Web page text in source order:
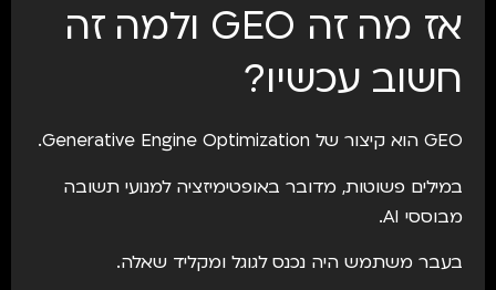
אז מה זה GEO ולמה זה
חשוב עכשיו?
GEO הוא קיצור של Generative Engine Optimization.
במילים פשוטות, מדובר באופטימיזציה למנועי תשובה
מבוססי AI.
בעבר משתמש היה נכנס לגוגל ומקליד שאלה.